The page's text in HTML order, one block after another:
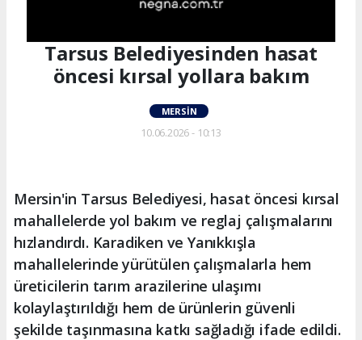
Tarsus Belediyesinden hasat
öncesi kırsal yollara bakım
MERSIN
10.06.2026 - 10:13
Mersin'in Tarsus Belediyesi, hasat öncesi kırsal
mahallelerde yol bakım ve reglaj çalışmalarını
hızlandırdı. Karadiken ve Yanıkkışla
mahallelerinde yürütülen çalışmalarla hem
üreticilerin tarım arazilerine ulaşımı
kolaylaştırıldığı hem de ürünlerin güvenli
şekilde taşınmasına katkı sağladığı ifade edildi.